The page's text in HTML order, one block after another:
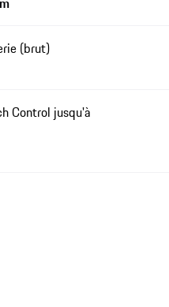
(brut)
Control jusqu'à